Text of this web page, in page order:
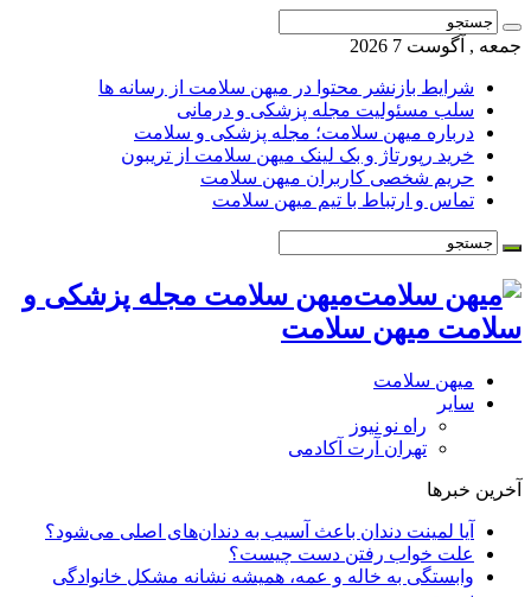
جمعه , آگوست 7 2026
شرایط بازنشر محتوا در میهن سلامت از رسانه ها
سلب مسئولیت مجله پزشکی و درمانی
درباره میهن سلامت؛ مجله پزشکی و سلامت
خرید رپورتاژ و بک لینک میهن سلامت از تریبون
حریم شخصی کاربران میهن سلامت
تماس و ارتباط با تیم میهن سلامت
میهن سلامت مجله پزشکی و
سلامت میهن سلامت
میهن سلامت
سایر
راه نو نیوز
تهران آرت آکادمی
آخرین خبرها
آیا لمینت دندان باعث آسیب به دندان‌های اصلی می‌شود؟
علت خواب رفتن دست چیست؟
وابستگی به خاله و عمه، همیشه نشانه مشکل خانوادگی